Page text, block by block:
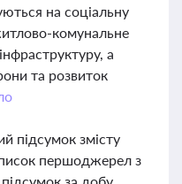
на соціальну
комунальне
а
та розвиток
підсумок змісту
першоджерел з